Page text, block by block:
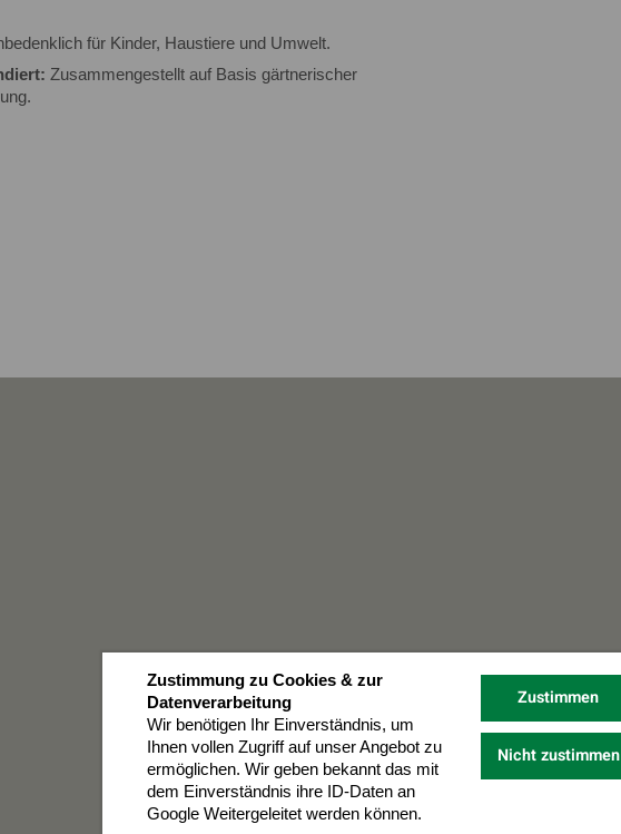
für Kinder, Haustiere und Umwelt.
Zusammengestellt auf Basis gärtnerischer
Zustimmung zu Cookies & zur
Datenverarbeitung
Wir benötigen Ihr Einverständnis, um
Ihnen vollen Zugriff auf unser Angebot zu
ermöglichen. Wir geben bekannt das mit
dem Einverständnis ihre ID-Daten an
Google Weitergeleitet werden können.
Zustimmen
Nicht zustimmen